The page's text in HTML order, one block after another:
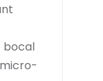
bocal